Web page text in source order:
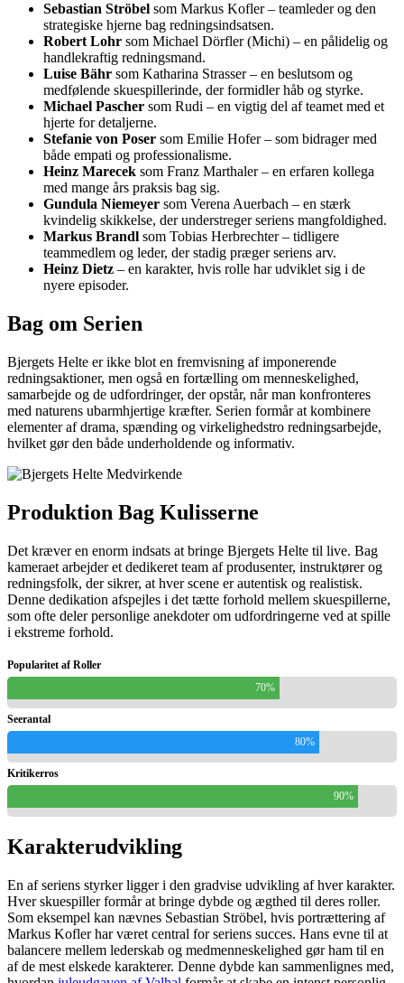
Sebastian Ströbel som Markus Kofler – teamleder og den
strategiske hjerne bag redningsindsatsen.
Robert Lohr som Michael Dörfler (Michi) – en pålidelig og
handlekraftig redningsmand.
Luise Bähr som Katharina Strasser – en beslutsom og
medfølende skuespillerinde, der formidler håb og styrke.
Michael Pascher som Rudi – en vigtig del af teamet med et
hjerte for detaljerne.
Stefanie von Poser som Emilie Hofer – som bidrager med
både empati og professionalisme.
Heinz Marecek som Franz Marthaler – en erfaren kollega
med mange års praksis bag sig.
Gundula Niemeyer som Verena Auerbach – en stærk
kvindelig skikkelse, der understreger seriens mangfoldighed.
Markus Brandl som Tobias Herbrechter – tidligere
teammedlem og leder, der stadig præger seriens arv.
Heinz Dietz – en karakter, hvis rolle har udviklet sig i de
nyere episoder.
Bag om Serien
Bjergets Helte er ikke blot en fremvisning af imponerende
redningsaktioner, men også en fortælling om menneskelighed,
samarbejde og de udfordringer, der opstår, når man konfronteres
med naturens ubarmhjertige kræfter. Serien formår at kombinere
elementer af drama, spænding og virkelighedstro redningsarbejde,
hvilket gør den både underholdende og informativ.
Produktion Bag Kulisserne
Det kræver en enorm indsats at bringe Bjergets Helte til live. Bag
kameraet arbejder et dedikeret team af produsenter, instruktører og
redningsfolk, der sikrer, at hver scene er autentisk og realistisk.
Denne dedikation afspejles i det tætte forhold mellem skuespillerne,
som ofte deler personlige anekdoter om udfordringerne ved at spille
i ekstreme forhold.
Popularitet af Roller
70%
Seerantal
80%
Kritikerros
90%
Karakterudvikling
En af seriens styrker ligger i den gradvise udvikling af hver karakter.
Hver skuespiller formår at bringe dybde og ægthed til deres roller.
Som eksempel kan nævnes Sebastian Ströbel, hvis portrættering af
Markus Kofler har været central for seriens succes. Hans evne til at
balancere mellem lederskab og medmenneskelighed gør ham til en
af de mest elskede karakterer. Denne dybde kan sammenlignes med,